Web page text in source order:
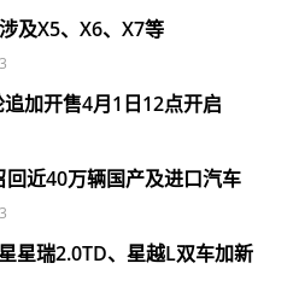
及X5、X6、X7等
加开售4月1日12点开启
近40万辆国产及进口汽车
星瑞2.0TD、星越L双车加新